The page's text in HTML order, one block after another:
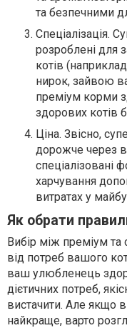
та безпечними
Спеціалізація.
розроблені для
котів
нирок, зайвою
преміум корми
здорових котів
Ціна. Звісно,
дорожче через
спеціалізовані
харчування
витратах у
Як обрати
Вибір між преміум
від потреб вашого
ваш улюбленець
дієтичних потреб,
вистачити. Але якщо
найкраще, варто